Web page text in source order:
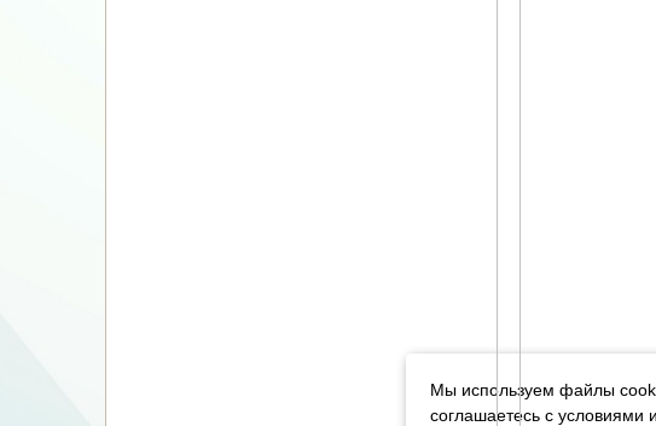
Мы используем файлы
соглашаетесь с условиями